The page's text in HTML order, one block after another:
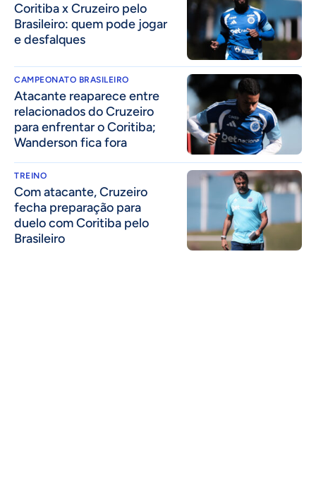
Coritiba x Cruzeiro pelo
Brasileiro: quem pode jogar
e desfalques
CAMPEONATO BRASILEIRO
Atacante reaparece entre
relacionados do Cruzeiro
para enfrentar o Coritiba;
Wanderson fica fora
TREINO
Com atacante, Cruzeiro
fecha preparação para
duelo com Coritiba pelo
Brasileiro